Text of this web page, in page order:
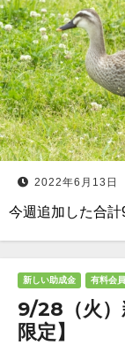
2022年6月13日
今週追加した合計
新しい助成金 有料会
9/28（火）
限定】